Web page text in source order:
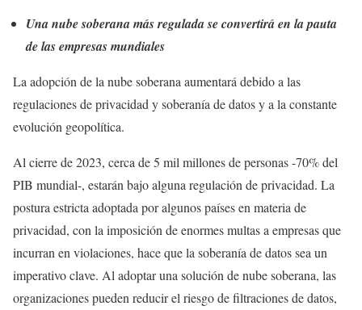
Una nube soberana más regulada se convertirá en la pauta
de las empresas mundiales
La adopción de la nube soberana aumentará debido a las
regulaciones de privacidad y soberanía de datos y a la constante
evolución geopolítica.
Al cierre de 2023, cerca de 5 mil millones de personas -70% del
PIB mundial-, estarán bajo alguna regulación de privacidad. La
postura estricta adoptada por algunos países en materia de
privacidad, con la imposición de enormes multas a empresas que
incurran en violaciones, hace que la soberanía de datos sea un
imperativo clave. Al adoptar una solución de nube soberana, las
organizaciones pueden reducir el riesgo de filtraciones de datos,